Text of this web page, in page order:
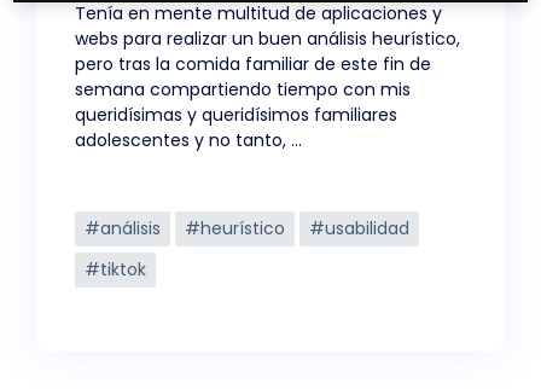
Tenía en mente multitud de aplicaciones y
webs para realizar un buen análisis heurístico,
pero tras la comida familiar de este fin de
semana compartiendo tiempo con mis
queridísimas y queridísimos familiares
adolescentes y no tanto, …
Etiquetas
#análisis #heurístico
#usabilidad
#tiktok